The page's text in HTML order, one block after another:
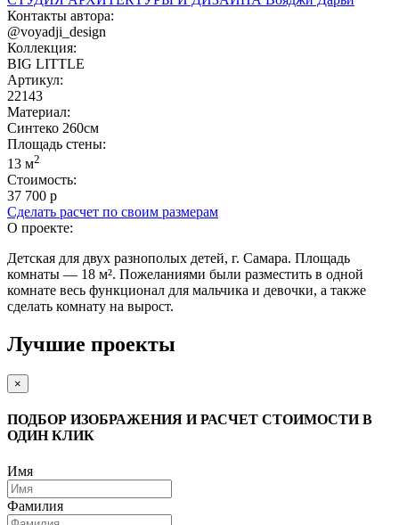
Контакты автора:
@voyadji_design
Коллекция:
BIG LITTLE
Артикул:
22143
Материал:
Синтеко 260см
Площадь cтены:
13 м2
Стоимость:
37 700 р
Сделать расчет по своим размерам
О проекте:
Детская для двух разнополых детей, г. Самара. Площадь
комнаты — 18 м². Пожеланиями были разместить в одной
комнате весь функционал для мальчика и девочки, а также
сделать комнату на вырост.
Лучшие проекты
×
ПОДБОР ИЗОБРАЖЕНИЯ И РАСЧЕТ СТОИМОСТИ В
ОДИН КЛИК
Имя
Фамилия